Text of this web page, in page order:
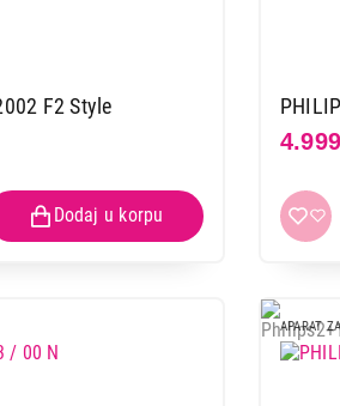
F2 Style
APARAT